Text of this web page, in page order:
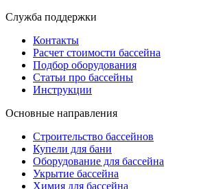
Служба поддержки
Контакты
Расчет стоимости бассейна
Подбор оборудования
Статьи про бассейны
Инструкции
Основные направления
Строительство бассейнов
Купели для бани
Оборудование для бассейна
Укрытие бассейна
Химия для бассейна